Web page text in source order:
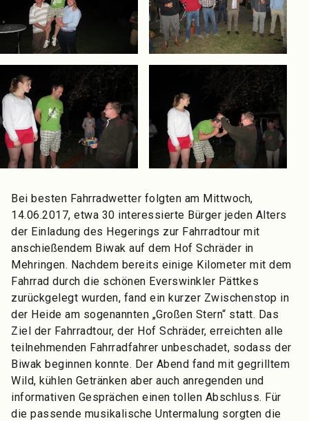
Bei besten Fahrradwetter folgten am Mittwoch,
14.06.2017, etwa 30 interessierte Bürger jeden Alters
der Einladung des Hegerings zur Fahrradtour mit
anschießendem Biwak auf dem Hof Schräder in
Mehringen. Nachdem bereits einige Kilometer mit dem
Fahrrad durch die schönen Everswinkler Pättkes
zurückgelegt wurden, fand ein kurzer Zwischenstop in
der Heide am sogenannten „Großen Stern“ statt. Das
Ziel der Fahrradtour, der Hof Schräder, erreichten alle
teilnehmenden Fahrradfahrer unbeschadet, sodass der
Biwak beginnen konnte. Der Abend fand mit gegrilltem
Wild, kühlen Getränken aber auch anregenden und
informativen Gesprächen einen tollen Abschluss. Für
die passende musikalische Untermalung sorgten die